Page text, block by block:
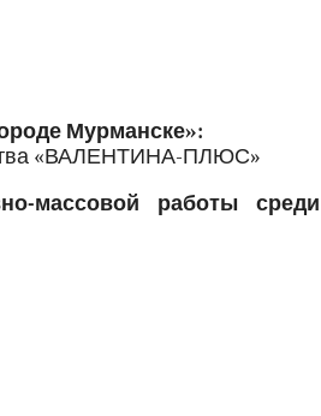
Мурманске»:
«ВАЛЕНТИНА-ПЛЮС»
массовой работы среди